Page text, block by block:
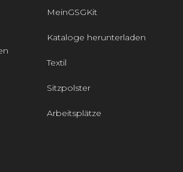
MeinGSGKit
Kataloge herunterladen
Textil
Sitzpolster
Arbeitsplätze